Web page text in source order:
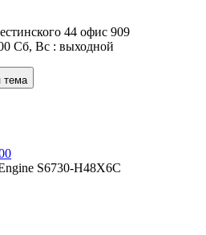
44 офис 909
Сб, Вс : выходной
тема
S6730-H48X6C